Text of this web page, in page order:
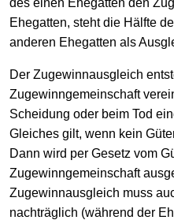
Ehegatten, steht die Hälfte
anderen Ehegatten als
Der Zugewinnausgleich
Zugewinngemeinschaft
Scheidung oder beim Tod
Gleiches gilt, wenn kein
Dann wird per Gesetz vom
Zugewinngemeinschaft
Zugewinnausgleich muss
nachträglich (während der